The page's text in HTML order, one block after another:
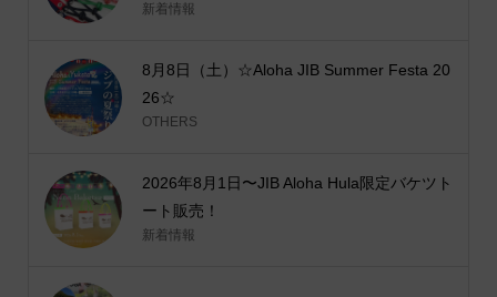
新着情報
8月8日（土）☆Aloha JIB Summer Festa 20
26☆
OTHERS
2026年8月1日〜JIB Aloha Hula限定バケツト
ート販売！
新着情報